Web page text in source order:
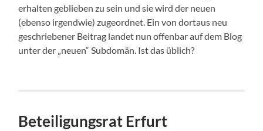
erhalten geblieben zu sein und sie wird der neuen
(ebenso irgendwie) zugeordnet. Ein von dortaus neu
geschriebener Beitrag landet nun offenbar auf dem Blog
unter der „neuen“ Subdomän. Ist das üblich?
Beteiligungsrat Erfurt